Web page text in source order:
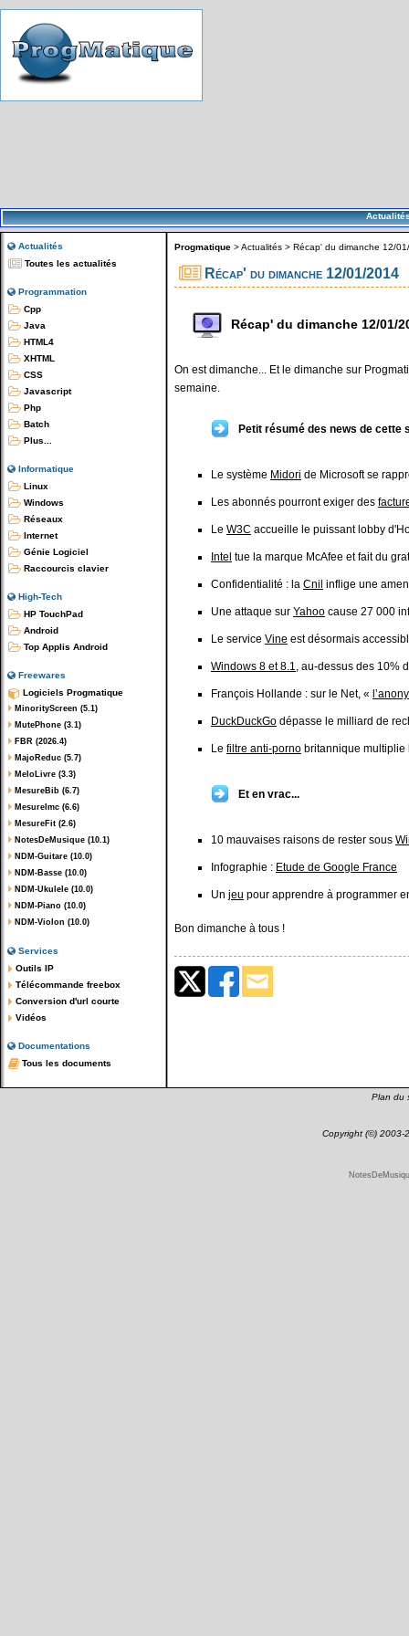
Actualités
Toutes les actualités
Programmation
Cpp
Java
HTML4
XHTML
CSS
Javascript
Php
Batch
Plus...
Informatique
Linux
Windows
Réseaux
Internet
Génie Logiciel
Raccourcis clavier
High-Tech
HP TouchPad
Android
Top Applis Android
Freewares
Logiciels Progmatique
MinorityScreen (5.1)
MutePhone (3.1)
FBR (2026.4)
MajoReduc (5.7)
MeloLivre (3.3)
MesureBib (6.7)
MesureImc (6.6)
MesureFit (2.6)
NotesDeMusique (10.1)
NDM-Guitare (10.0)
NDM-Basse (10.0)
NDM-Ukulele (10.0)
NDM-Piano (10.0)
NDM-Violon (10.0)
Services
Outils IP
Télécommande freebox
Conversion d'url courte
Vidéos
Documentations
Tous les documents
Progmatique >Actualités > Récap' du dimanche 12/
Récap' du dimanche 12/01/2014
Récap' du dimanche 12/01/
On est dimanche... Et le dimanche sur
semaine.
Petit résumé des news de cette
Le système Midori de Microsoft se
Les abonnés pourront exiger des
Le W3C accueille le puissant lobby
Intel tue la marque McAfee et fait du
Confidentialité : la Cnil inflige une
Une attaque sur Yahoo cause 27 000
Le service Vine est désormais
Windows 8 et 8.1, au-dessus des 10%
François Hollande : sur le Net, «
DuckDuckGo dépasse le milliard de
Le filtre anti-porno britannique
Et en vrac...
10 mauvaises raisons de rester sous
Infographie : Etude de Google France
Un jeu pour apprendre à programmer
Bon dimanche à tous !
Plan du
Copyright (©) 2003-